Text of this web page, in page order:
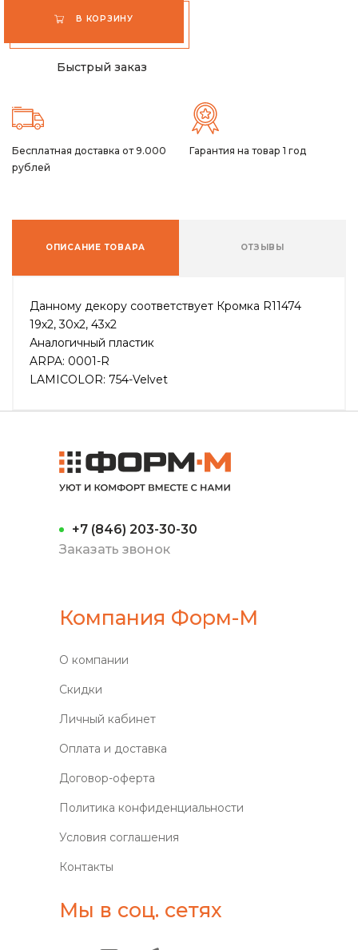
В КОРЗИНУ
Быстрый заказ
Бесплатная доставка от 9.000
рублей
Гарантия на товар 1 год
ОПИСАНИЕ ТОВАРА ОТЗЫВЫ
Данному декору соответствует Кромка R11474
19х2, 30х2, 43х2
Аналогичный пластик
ARPA: 0001-R
LAMICOLOR: 754-Velvet
+7 (846) 203-30-30
Заказать звонок
Компания Форм-М
О компании
Скидки
Личный кабинет
Оплата и доставка
Договор-оферта
Политика конфиденциальности
Условия соглашения
Контакты
Мы в соц. сетях